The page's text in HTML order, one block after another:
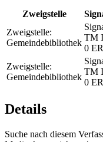
Zweigstelle
Zweigstelle:
Gemeindebibliothek
TM
0
Zweigstelle:
Gemeindebibliothek
TM
0
Details
Suche nach diesem